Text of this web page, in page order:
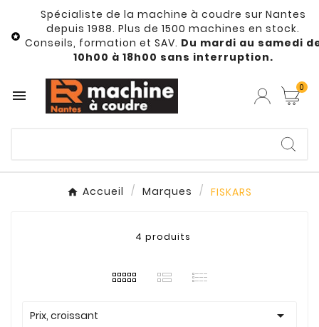

Spécialiste de la machine à coudre sur Nantes
depuis 1988. Plus de 1500 machines en stock.
Conseils, formation et SAV. Du mardi au samedi
10h00 à 18h00 sans interruption.
 0
Accueil Marques FISKARS
4 produits
Prix, croissant 